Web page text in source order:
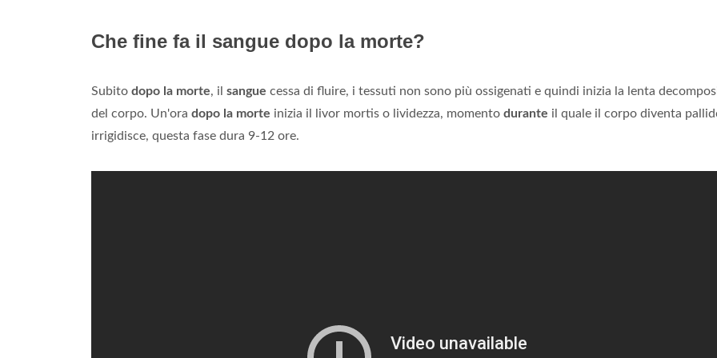
Che fine fa il sangue dopo la morte?
Subito dopo la morte, il sangue cessa di fluire, i tessuti non sono più ossigenati e quindi inizia la lenta
del corpo. Un'ora dopo la morte inizia il livor mortis o lividezza, momento durante il quale il corpo diventa
irrigidisce, questa fase dura 9-12 ore.